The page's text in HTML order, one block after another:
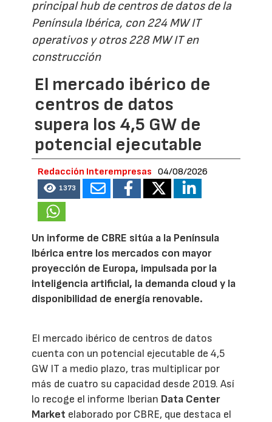
principal hub de centros de datos de la
Península Ibérica, con 224 MW IT
operativos y otros 228 MW IT en
construcción
El mercado ibérico de
centros de datos
supera los 4,5 GW de
potencial ejecutable
Redacción Interempresas 04/08/2026
1373
Un informe de CBRE sitúa a la Península
Ibérica entre los mercados con mayor
proyección de Europa, impulsada por la
inteligencia artificial, la demanda cloud y la
disponibilidad de energía renovable.
El mercado ibérico de centros de datos
cuenta con un potencial ejecutable de 4,5
GW IT a medio plazo, tras multiplicar por
más de cuatro su capacidad desde 2019. Así
lo recoge el informe Iberian Data Center
Market elaborado por CBRE, que destaca el